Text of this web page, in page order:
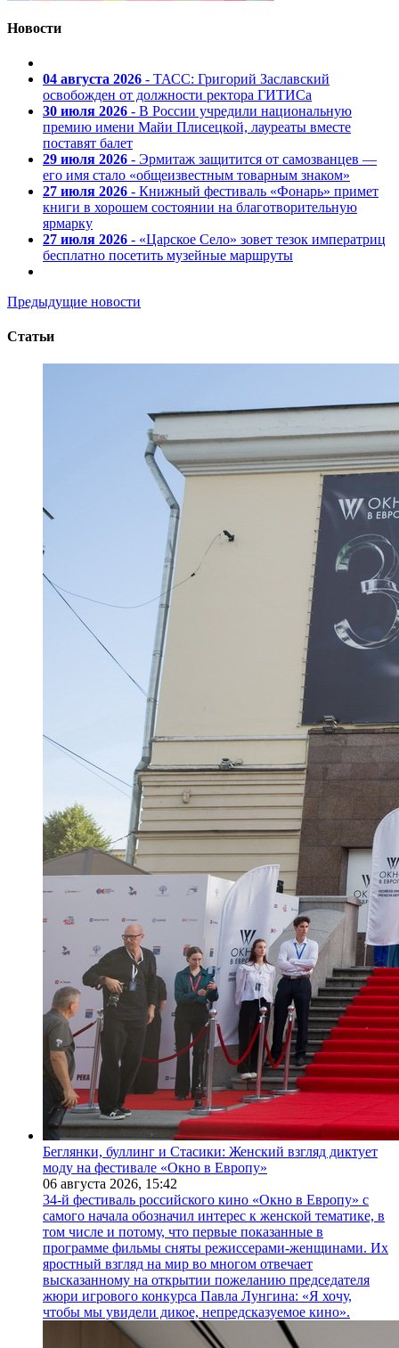
Новости
04 августа 2026 - ТАСС: Григорий Заславский
освобожден от должности ректора ГИТИСа
30 июля 2026 - В России учредили национальную
премию имени Майи Плисецкой, лауреаты вместе
поставят балет
29 июля 2026 - Эрмитаж защитится от самозванцев —
его имя стало «общеизвестным товарным знаком»
27 июля 2026 - Книжный фестиваль «Фонарь» примет
книги в хорошем состоянии на благотворительную
ярмарку
27 июля 2026 - «Царское Село» зовет тезок императриц
бесплатно посетить музейные маршруты
Предыдущие новости
Статьи
Беглянки, буллинг и Стасики: Женский взгляд диктует
моду на фестивале «Окно в Европу»
06 августа 2026, 15:42
34-й фестиваль российского кино «Окно в Европу» с
самого начала обозначил интерес к женской тематике, в
том числе и потому, что первые показанные в
программе фильмы сняты режиссерами-женщинами. Их
яростный взгляд на мир во многом отвечает
высказанному на открытии пожеланию председателя
жюри игрового конкурса Павла Лунгина: «Я хочу,
чтобы мы увидели дикое, непредсказуемое кино».